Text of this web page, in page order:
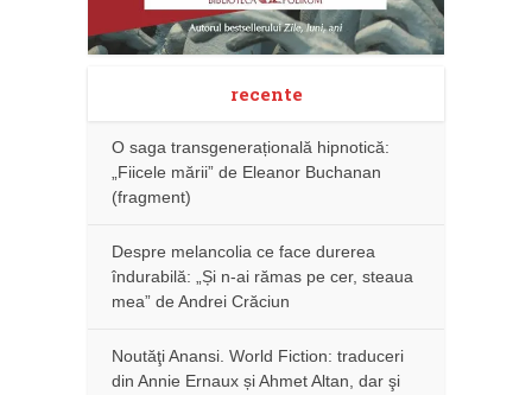
recente
O saga transgenerațională hipnotică:
„Fiicele mării” de Eleanor Buchanan
(fragment)
Despre melancolia ce face durerea
îndurabilă: „Și n-ai rămas pe cer, steaua
mea” de Andrei Crăciun
Noutăţi Anansi. World Fiction: traduceri
din Annie Ernaux și Ahmet Altan, dar şi